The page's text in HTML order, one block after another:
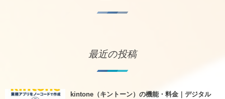
最近の投稿
kintone（キントーン）の機能・料金｜デジタル